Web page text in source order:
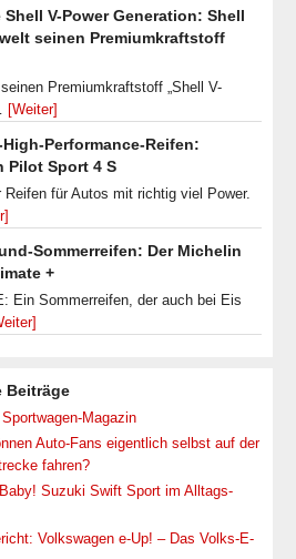
Shell V-Power Generation: Shell
seinen Premiumkraftstoff
Premiumkraftstoff „Shell V-
[Weiter]
Performance-Reifen:
Pilot Sport 4 S
Reifen für Autos mit richtig viel Power.
Sommerreifen: Der Michelin
+
Ein Sommerreifen, der auch bei Eis
Beiträge
Sportwagen-Magazin
Auto-Fans eigentlich selbst auf der
fahren?
Suzuki Swift Sport im Alltags-
Volkswagen e-Up! – Das Volks-E-